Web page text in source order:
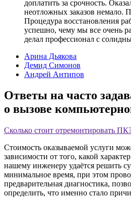
доплатить за срочность.
неотложных заказов немало.
Процедура восстановления
успешно, чему мы все очень
делал профессионал с
Арина Дьякова
Демид Симонов
Андрей Антипов
Ответы на часто
о вызове
Сколько стоит отремонтировать
Стоимость оказываемой услуги
зависимости от того, какой
нашему инженеру удаётся решить
минимальное время, при этом
предварительная диагностика,
определить, что именно стало